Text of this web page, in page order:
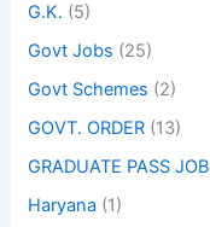
G.K. (5)
Govt Jobs (25)
Govt Schemes (2)
GOVT. ORDER (13)
GRADUATE PASS JOB
Haryana (1)